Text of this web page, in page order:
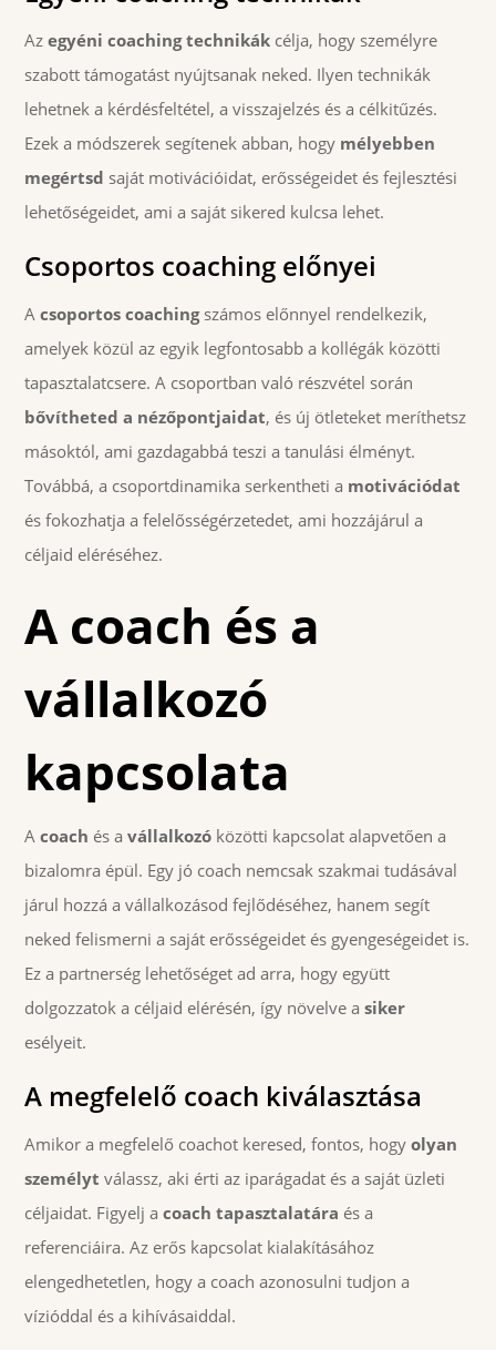
Azegyéni coaching technikák célja, hogy személyre
szabott támogatást nyújtsanak neked. Ilyen technikák
lehetnek a kérdésfeltétel, a visszajelzés és a célkitűzés.
Ezek a módszerek segítenek abban, hogy mélyebben
megértsd saját motivációidat, erősségeidet és fejlesztési
lehetőségeidet, ami a saját sikered kulcsa lehet.
Csoportos coaching előnyei
Acsoportos coachingszámos előnnyel rendelkezik,
amelyek közül az egyik legfontosabb a kollégák közötti
tapasztalatcsere. A csoportban való részvétel során
bővítheted a nézőpontjaidat, és új ötleteket meríthetsz
másoktól, ami gazdagabbá teszi a tanulási élményt.
Továbbá, a csoportdinamika serkentheti a motivációdat
és fokozhatja a felelősségérzetedet, ami hozzájárul a
céljaid eléréséhez.
A coach és a
vállalkozó
kapcsolata
Acoach és avállalkozó közötti kapcsolat alapvetően a
bizalomra épül. Egy jó coach nemcsak szakmai tudásával
járul hozzá a vállalkozásod fejlődéséhez, hanem segít
neked felismerni a saját erősségeidet és gyengeségeidet is.
Ez a partnerség lehetőséget ad arra, hogy együtt
dolgozzatok a céljaid elérésén, így növelve asiker
esélyeit.
A megfelelő coach kiválasztása
Amikor a megfelelő coachot keresed, fontos, hogyolyan
személyt válassz, aki érti az iparágadat és a saját üzleti
céljaidat. Figyelj acoach tapasztalatára és a
referenciáira. Az erős kapcsolat kialakításához
elengedhetetlen, hogy a coach azonosulni tudjon a
vízióddal és a kihívásaiddal.